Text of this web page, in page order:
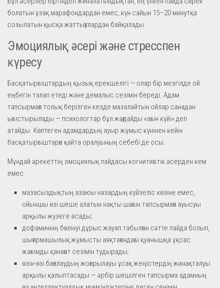
болатын ұзақ марафондардан емес, күн сайын 15–20 минутқа
созылатын қысқа жаттығулардан байқалады.
Эмоциялық әсері және стресспен
күресу
Басқатырғыштардың қызық ерекшелігі — олар бір мезгілде ой
еңбегін талап етеді және демалыс сезімін береді. Адам
тапсырмаға толық берілген кезде мазалайтын ойлар санадан
ығыстырылады — психологтар бұл жағдайды «ағын күйі» деп
атайды. Көптеген адамдардың ауыр жұмыс күнінен кейін
басқатырғыштарға қайта оралуының себебі де осы.
Мұндай әрекеттің эмоциялық пайдасы когнитивтік әсерден кем
емес.
мазасыздықтың азаюы назардың күйзеліс көзіне емес,
ойыншы өзі шеше алатын нақты шағын тапсырмаға ауысуы
арқылы жүзеге асады;
дофаминнің бөлінуі дұрыс жауап табылған сәтте пайда болып,
шығармашылық жұмысты аяқтағандағы қуанышқа ұқсас
жағымды қанағат сезімін тудырады;
өзін-өзі бағалаудың жоғарылауы ұсақ жеңістердің жинақталуы
арқылы қалыптасады — әрбір шешілген тапсырма адамның